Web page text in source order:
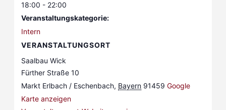
18:00 - 22:00
Veranstaltungskategorie:
Intern
VERANSTALTUNGSORT
Saalbau Wick
Fürther Straße 10
Markt Erlbach / Eschenbach, Bayern 91459 Google
Karte anzeigen